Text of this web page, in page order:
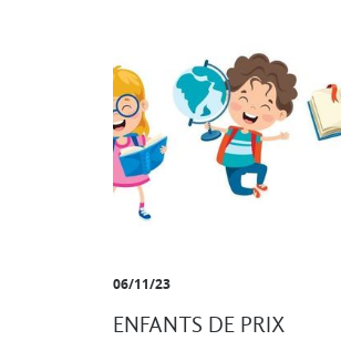
06/11/23
ENFANTS DE PRIX